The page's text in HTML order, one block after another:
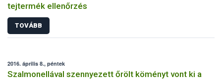
tejtermék ellenőrzés
TOVÁBB
2016. április 8., péntek
Szalmonellával szennyezett őrölt köményt vont ki a